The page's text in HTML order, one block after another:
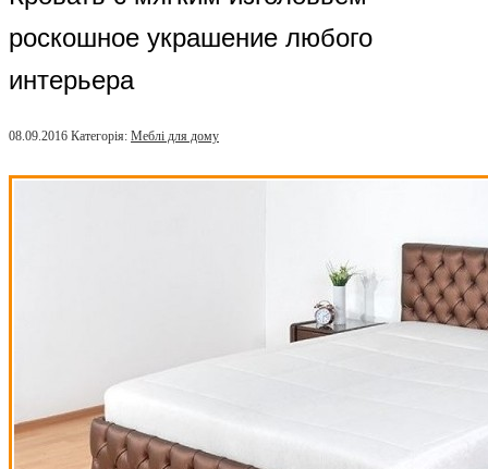
роскошное украшение любого
интерьера
08.09.2016 Категорія: Меблі для дому